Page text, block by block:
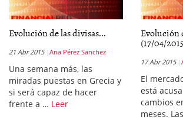
Evolución de las divisas...
21 Abr 2015 Ana Pérez Sanchez
Una semana más, las
miradas puestas en Grecia y
si será capaz de hacer
frente a … Leer
Evolución
(17/04/
17 Abr 2015
El
está
cambios
meses.